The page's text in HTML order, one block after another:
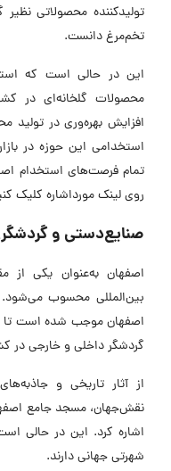
تولیدکننده محصولاتی
تخم‌مرغ دانست.
این در حالی است که
محصولات گلخانه‌ای در
افزایش بهره‌وری در
استخدامی این حوزه در
تمام فرصت‌های استخدام
روی لینک مورداشاره کلیک
صنایع‌دستی و
اصفهان به‌عنوان یکی
بین‌المللی محسوب
اصفهان موجب شده است تا
گردشگر داخلی و خارجی در
از آثار تاریخی و
نقش‌جهان، مسجد جامع
اشاره کرد. این در حالی
شهرتی جهانی دارند.